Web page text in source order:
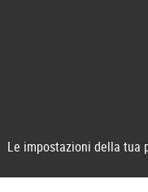
Le impostazioni della tua